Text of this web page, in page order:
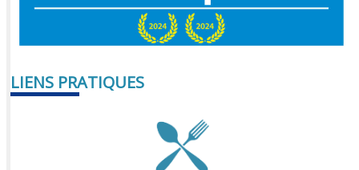
LIENS PRATIQUES